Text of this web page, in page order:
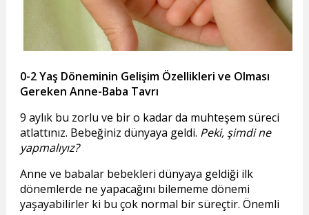
0-2 Yaş Döneminin Gelişim Özellikleri ve Olması
Gereken Anne-Baba Tavrı
9 aylık bu zorlu ve bir o kadar da muhteşem süreci
atlattınız. Bebeğiniz dünyaya geldi. Peki, şimdi ne
yapmalıyız?
Anne ve babalar bebekleri dünyaya geldiği ilk
dönemlerde ne yapacağını bilememe dönemi
yaşayabilirler ki bu çok normal bir süreçtir. Önemli